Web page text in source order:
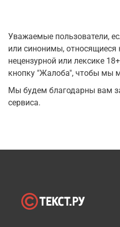
Уважаемые пользователи,
или синонимы, относящиеся
нецензурной или лексике
кнопку "Жалоба", чтобы мы
Мы будем благодарны вам
сервиса.